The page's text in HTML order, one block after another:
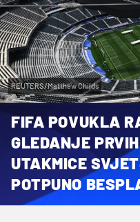
REUTERS/Matthew Childs
FIFA POVUKLA
GLEDANJE
UTAKMICE
POTPUNO